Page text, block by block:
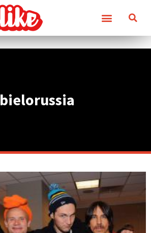
bielorussia